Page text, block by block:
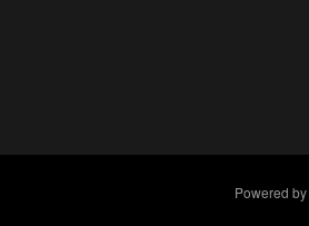
Powered by